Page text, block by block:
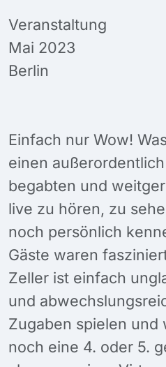
Veranstaltung
Mai 2023
Berlin
Einfach nur Wow!
einen
begabten und
live zu hören, zu
noch persönlich
Gäste waren
Zeller ist einfach
und
Zugaben spielen und
noch eine 4. oder 5.